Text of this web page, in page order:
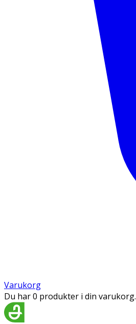
Varukorg
Du har 0 produkter i din varukorg.